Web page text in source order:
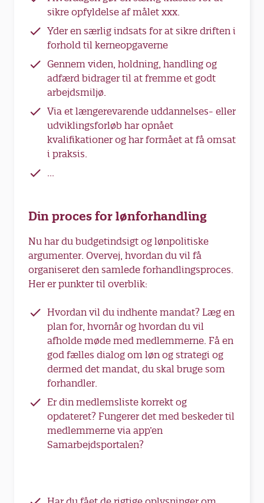
sikre opfyldelse af målet xxx.
Yder en særlig indsats for at sikre driften i
forhold til kerneopgaverne
Gennem viden, holdning, handling og
adfærd bidrager til at fremme et godt
arbejdsmiljø.
Via et længerevarende uddannelses- eller
udviklingsforløb har opnået
kvalifikationer og har formået at få omsat
i praksis.
...
Din proces for lønforhandling
Nu har du budgetindsigt og lønpolitiske
argumenter. Overvej, hvordan du vil få
organiseret den samlede forhandlingsproces.
Her er punkter til overblik:
Hvordan vil du indhente mandat? Læg en
plan for, hvornår og hvordan du vil
afholde møde med medlemmerne. Få en
god fælles dialog om løn og strategi og
dermed det mandat, du skal bruge som
forhandler.
Er din medlemsliste korrekt og
opdateret? Fungerer det med beskeder til
medlemmerne via app’en
Samarbejdsportalen?